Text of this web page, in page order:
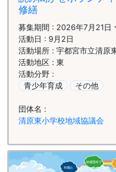
修繕
募集期間 : 2026年7月21日
活動日 : 9月2日
活動場所 : 宇都宮市立清原
活動地区 : 東
活動分野 :
青少年育成
その他
団体名 :
清原東小学校地域協議会